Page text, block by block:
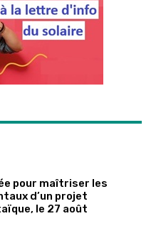
pour maîtriser les
d’un projet
le 27 août